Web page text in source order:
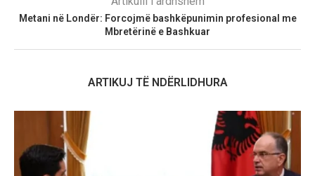
Metani në Londër: Forcojmë bashkëpunimin profesional me
Mbretërinë e Bashkuar
ARTIKUJ TË NDËRLIDHURA